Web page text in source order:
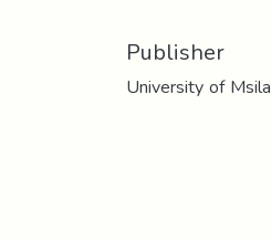
Publisher
University of Msila